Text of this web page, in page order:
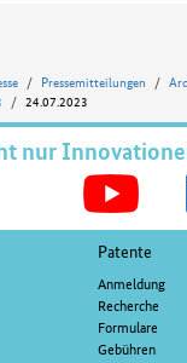
Pressemitteilungen
24.07.2023
nur
Patente
Anmeldung
Recherche
Formulare
Gebühren